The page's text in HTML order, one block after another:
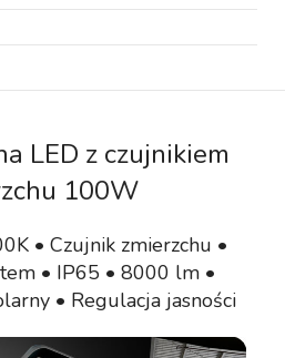
LED z czujnikiem
100W
• Czujnik zmierzchu •
• IP65 • 8000 lm •
• Regulacja jasności